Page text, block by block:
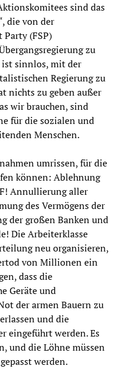
sind das
die von der
(FSP)
zu
ist sinnlos, mit der
Regierung zu
nichts zu geben außer
wir brauchen, sind
für die sozialen und
Menschen.
umrissen, für die
können: Ablehnung
Annullierung aller
des Vermögens der
der großen Banken und
Die Arbeiterklasse
neu organisieren,
von Millionen ein
dass die
Geräte und
der armen Bauern zu
und die
eingeführt werden. Es
und die Löhne müssen
werden.